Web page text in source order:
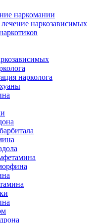
наркомании
наркозависимых
нарколога